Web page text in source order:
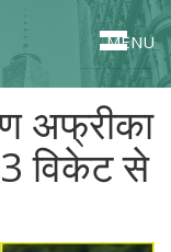
MENU
अफ्रीका
3 विकेट से